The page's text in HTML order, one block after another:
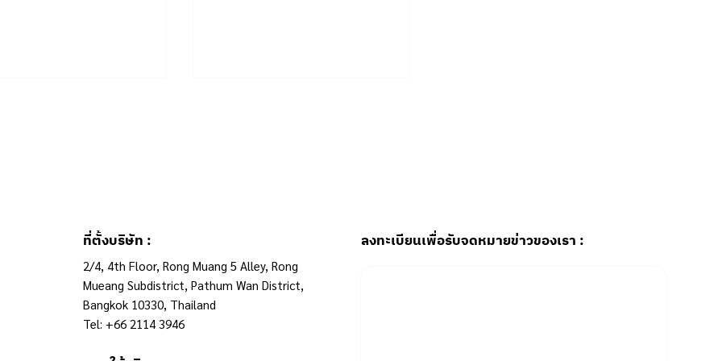
ที่ตั้งบริษัท :
2/4, 4th Floor, Rong Muang 5 Alley, Rong
Mueang Subdistrict, Pathum Wan District,
Bangkok 10330, Thailand
Tel: +66 2114 3946
ลงทะเบียนเพื่อรับจดหมายข่าวของเรา :